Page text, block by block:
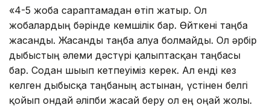
«4-5 жоба сараптамадан өтіп жатыр. Ол
жобалардың бәрінде кемшілік бар. Өйткені таңба
жасанды. Жасанды таңба алуға болмайды. Ол әрбір
дыбыстың әлеми дәстүрі қалыптасқан таңбасы
бар. Содан шығып кетпеуіміз керек. Ал енді кез
келген дыбысқа таңбаның астынан, үстінен белгі
қойып ондай әліпби жасай беру ол ең оңай жолы.